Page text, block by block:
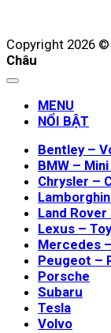
Copyright 2026 ©
Châu
MENU
NỔI BẬT
Bentley –
BMW –
Chrysler –
Land
Lexus –
Mercedes
Peugeot –
Porsche
Subaru
Tesla
Volvo